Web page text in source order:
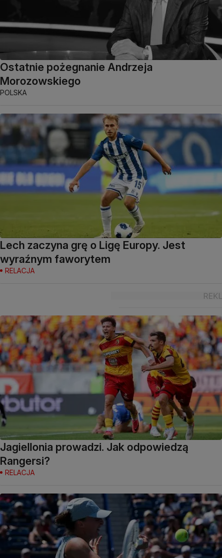
Ostatnie pożegnanie Andrzeja
Morozowskiego
POLSKA
Lech zaczyna grę o Ligę Europy. Jest
wyraźnym faworytem
RELACJA
Jagiellonia prowadzi. Jak odpowiedzą
Rangersi?
RELACJA